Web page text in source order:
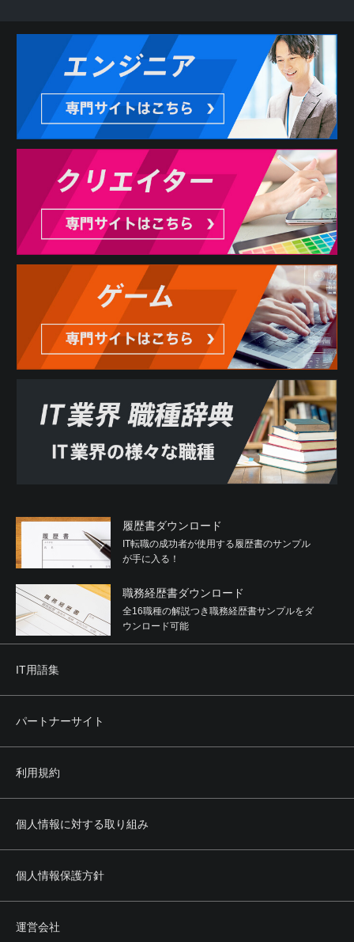
履歴書ダウンロード
IT転職の成功者が使用する履歴書のサンプル
が手に入る！
職務経歴書ダウンロード
全16職種の解説つき職務経歴書サンプルをダ
ウンロード可能
IT用語集
パートナーサイト
利用規約
個人情報に対する取り組み
個人情報保護方針
運営会社